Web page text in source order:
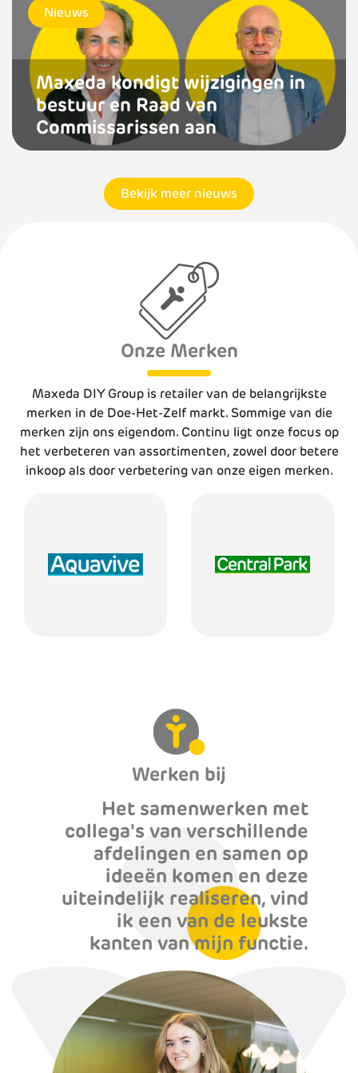
Nieuws
Maxeda kondigt wijzigingen in
bestuur en Raad van
Commissarissen aan
Bekijk meer nieuws
Onze Merken
Maxeda DIY Group is retailer van de be­langrijkste
merken in de Doe-Het-Zelf markt. Sommige van die
merken zijn ons eigendom. Continu ligt onze focus op
het verbeteren van assortimenten, zowel door betere
inkoop als door verbetering van onze eigen mer­ken.
Werken bij
Het samenwerken met
collega's van verschillende
afdelingen en samen op
ideeën komen en deze
uiteindelijk realiseren, vind
ik een van de leukste
kanten van mijn functie.